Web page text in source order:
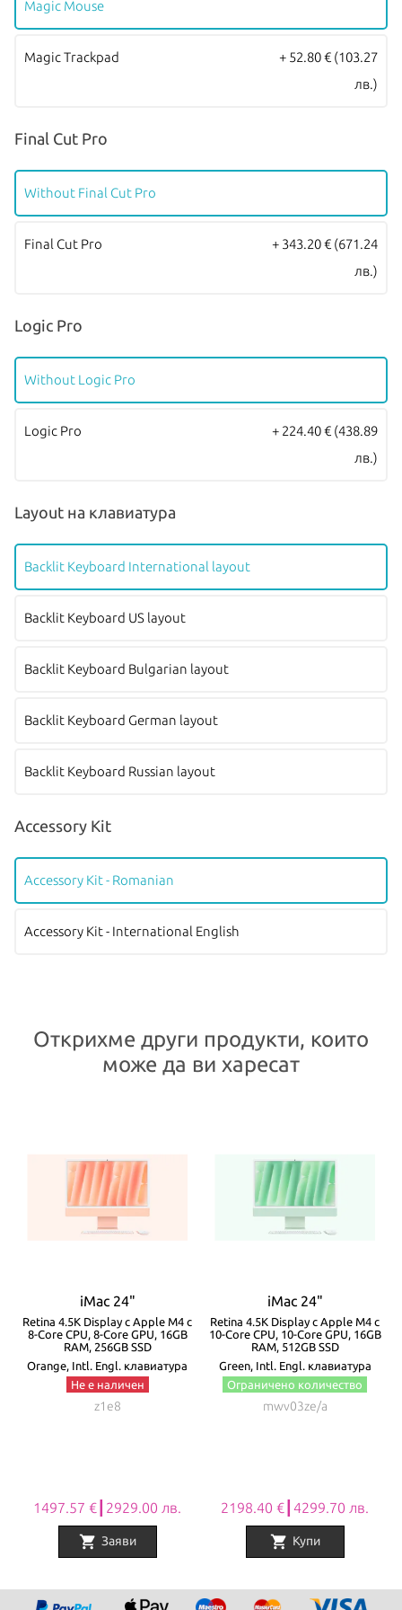
Magic Mouse
Magic Trackpad + 52.80 € (103.27
лв.)
Final Cut Pro
Without Final Cut Pro
Final Cut Pro + 343.20 € (671.24
лв.)
Logic Pro
Without Logic Pro
Logic Pro + 224.40 € (438.89
лв.)
Layout на клавиатура
Backlit Keyboard International layout
Backlit Keyboard US layout
Backlit Keyboard Bulgarian layout
Backlit Keyboard German layout
Backlit Keyboard Russian layout
Accessory Kit
Accessory Kit - Romanian
Accessory Kit - International English
Открихме други продукти, които
може да ви харесат
iMac 24"
Retina 4.5K Display с Apple M4 с
8-Core CPU, 8-Core GPU, 16GB
RAM, 256GB SSD
Orange, Intl. Engl. клавиатура
Не е наличен
z1e8
1497.57 €┃2929.00 лв.
shopping_cart Заяви
iMac 24"
Retina 4.5K Display с Apple M4 с
10-Core CPU, 10-Core GPU, 16GB
RAM, 512GB SSD
Green, Intl. Engl. клавиатура
Ограничено количество
mwv03ze/a
2198.40 €┃4299.70 лв.
shopping_cart Купи